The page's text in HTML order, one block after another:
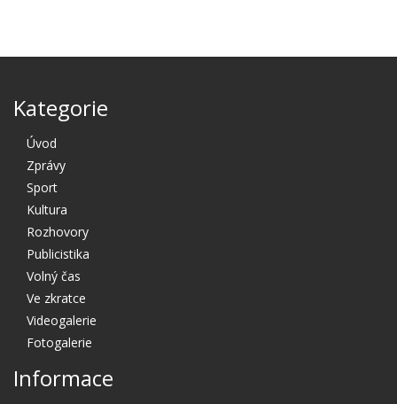
Kategorie
Úvod
Zprávy
Sport
Kultura
Rozhovory
Publicistika
Volný čas
Ve zkratce
Videogalerie
Fotogalerie
Informace